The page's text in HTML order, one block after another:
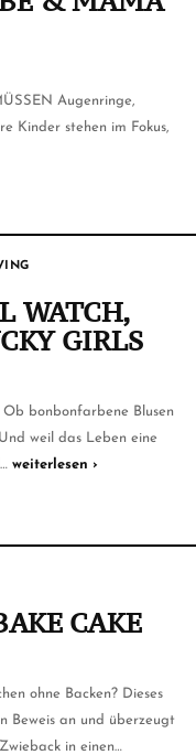
Augenringe,
Kinder stehen im Fokus,
WATCH,
GIRLS
bonbonfarbene Blusen
weil das Leben eine
weiterlesen ›
CAKE
ohne Backen? Dieses
Beweis an und überzeugt
in einen…